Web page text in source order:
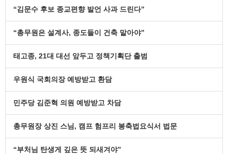
“김문수 후보 종교편향 발언 사과 드린다”
“총무원은 설계사, 종도들이 건축 맡아야”
태고종, 21대 대선 앞두고 정책기획단 출범
우원식 국회의장 예방받고 환담
민주당 김준혁 의원 예방받고 차담
총무원장 상진 스님, 캠프 험프리 봉축법요식서 법문
“부처님 탄생게 깊은 뜻 되새겨야”